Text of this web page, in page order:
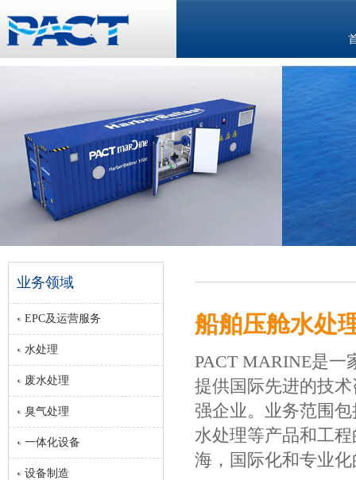
业务领域
EPC及运营服务
水处理
废水处理
臭气处理
一体化设备
设备制造
船舶压舱水处
PACT MARINE是一
提供国际先进的技
强企业。业务范围
水处理等产品和工
海，国际化和专业